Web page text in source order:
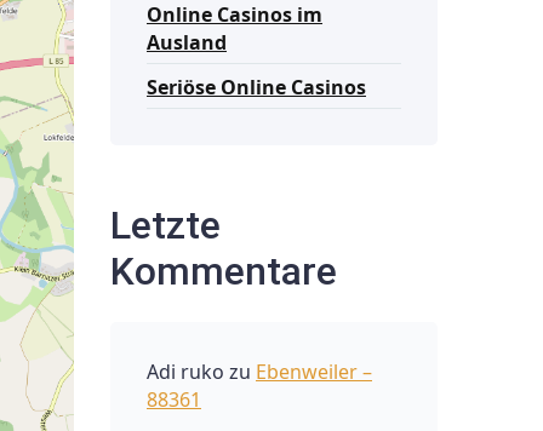
Online Casinos im
Ausland
Seriöse Online Casinos
Letzte
Kommentare
Adi ruko zu Ebenweiler –
88361